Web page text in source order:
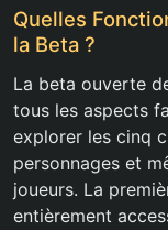
Quelles
la Beta ?
La beta ouverte
tous les aspects
explorer les cinq
personnages et
joueurs. La
entièrement